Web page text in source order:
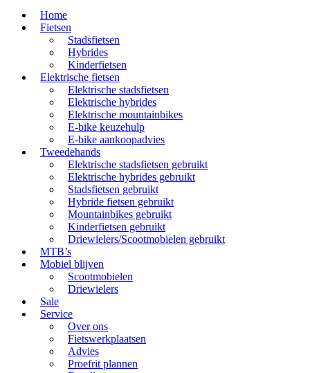
Home
Fietsen
Stadsfietsen
Hybrides
Kinderfietsen
Elektrische fietsen
Elektrische stadsfietsen
Elektrische hybrides
Elektrische mountainbikes
E-bike keuzehulp
E-bike aankoopadvies
Tweedehands
Elektrische stadsfietsen gebruikt
Elektrische hybrides gebruikt
Stadsfietsen gebruikt
Hybride fietsen gebruikt
Mountainbikes gebruikt
Kinderfietsen gebruikt
Driewielers/Scootmobielen gebruikt
MTB’s
Mobiel blijven
Scootmobielen
Driewielers
Sale
Service
Over ons
Fietswerkplaatsen
Advies
Proefrit plannen